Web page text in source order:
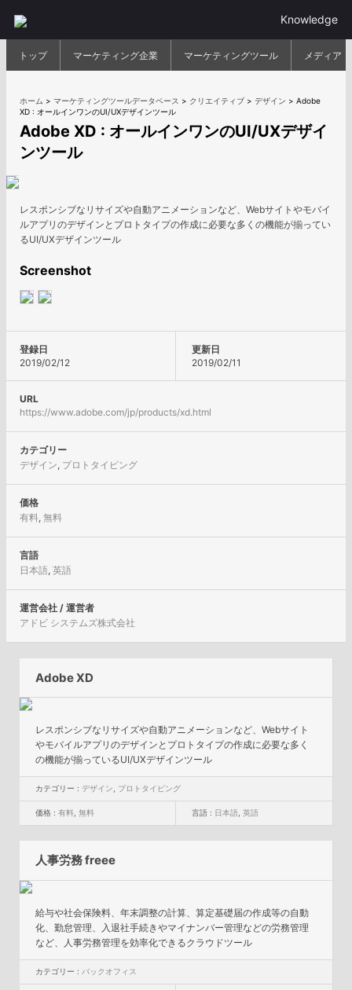
Knowledge
トップ マーケティング企業 マーケティングツール メディア
ホーム >マーケティングツールデータベース > クリエイティブ >デザイン >Adobe
XD : オールインワンのUI/UXデザインツール
Adobe XD : オールインワンのUI/UXデザイ
ンツール
レスポンシブなリサイズや自動アニメーションなど、Webサイトやモバイ
ルアプリのデザインとプロトタイプの作成に必要な多くの機能が揃ってい
るUI/UXデザインツール
Screenshot
登録日
2019/02/12
更新日
2019/02/11
URL
https://www.adobe.com/jp/products/xd.html
カテゴリー
デザイン, プロトタイピング
価格
有料,無料
言語
日本語,英語
運営会社 / 運営者
アドビ システムズ株式会社
Adobe XD
レスポンシブなリサイズや自動アニメーションなど、Webサイト
やモバイルアプリのデザインとプロトタイプの作成に必要な多く
の機能が揃っているUI/UXデザインツール
カテゴリー : デザイン プロトタイピング
価格 :有料 ,無料 言語 : 日本語 英語
人事労務 freee
給与や社会保険料、年末調整の計算、算定基礎届の作成等の自動
化、勤怠管理、入退社手続きやマイナンバー管理などの労務管理
など、人事労務管理を効率化できるクラウドツール
カテゴリー : バックオフィス